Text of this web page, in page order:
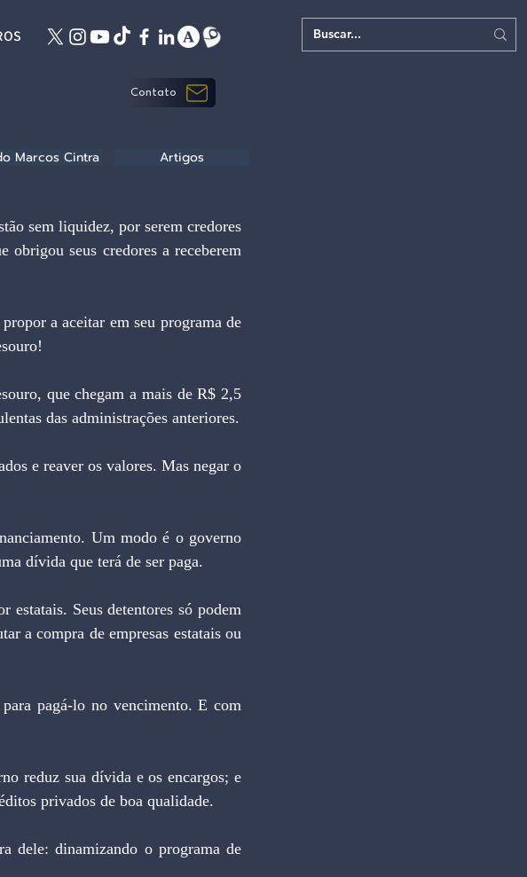
Contato
seus credores a receberem
das administrações anteriores.
dívida que terá de ser paga.
a compra de empresas estatais ou
privados de boa qualidade.
Marcos Cintra Artigos